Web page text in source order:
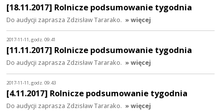
[18.11.2017] Rolnicze podsumowanie tygodnia
Do audycji zaprasza Zdzisław Tararako. » więcej
2017-11-11, godz. 09:41
[11.11.2017] Rolnicze podsumowanie tygodnia
Do audycji zaprasza Zdzisław Tararako. » więcej
2017-11-11, godz. 09:43
[4.11.2017] Rolnicze podsumowanie tygodnia
Do audycji zaprasza Zdzisław Tararako. » więcej